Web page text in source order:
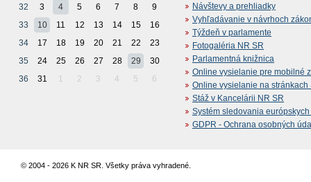
32
3 4 5 6 7 8
9
33
10 11 12 13 14 15
16
34
17 18 19 20 21 22
23
35
24 25 26 27 28 29
30
36
31 1 2 3 4 5 6
Návštevy a prehliadky
Vyhľadávanie v návrhoch
Týždeň v parlamente
Fotogaléria NR SR
Parlamentná knižnica
Online vysielanie pre mobilné
Online vysielanie na stránkach
Stáž v Kancelárii NR SR
Systém sledovania
GDPR - Ochrana osobných
© 2004 - 2026 K NR SR. Všetky práva vyhradené.